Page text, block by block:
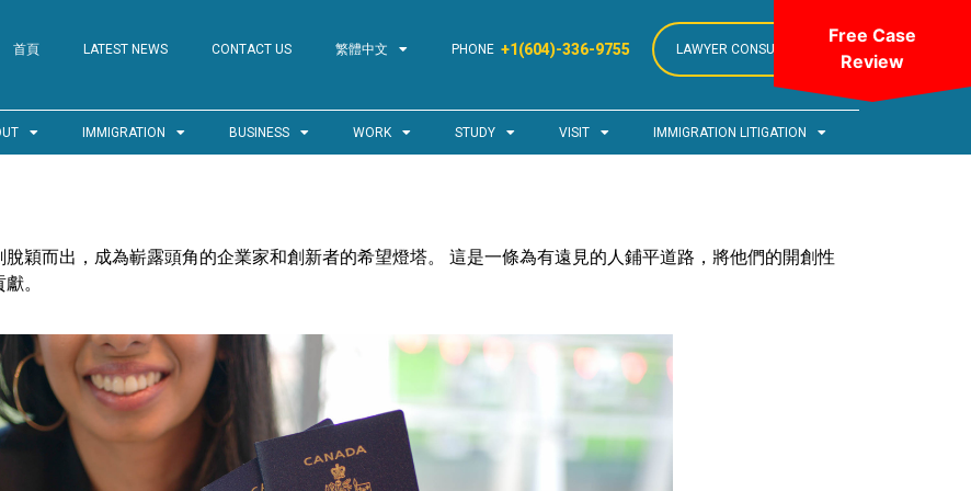
首頁 LATEST NEWS CONTACT US 繁體中文 PHONE +1(604)-336-9755 LAWYER CONSULTATION
IMMIGRATION BUSINESS WORK STUDY VISIT IMMIGRATION LITIGATION
穎而出，成為嶄露頭角的企業家和創新者的希望燈塔。 這是一條為有遠見的人鋪平道路，將他們的開創性
。
Free Case
Review